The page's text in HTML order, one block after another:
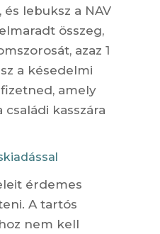
lebuksz a NAV
összeg,
azaz 1
a késedelmi
amely
kasszára
érdemes
A tartós
nem kell